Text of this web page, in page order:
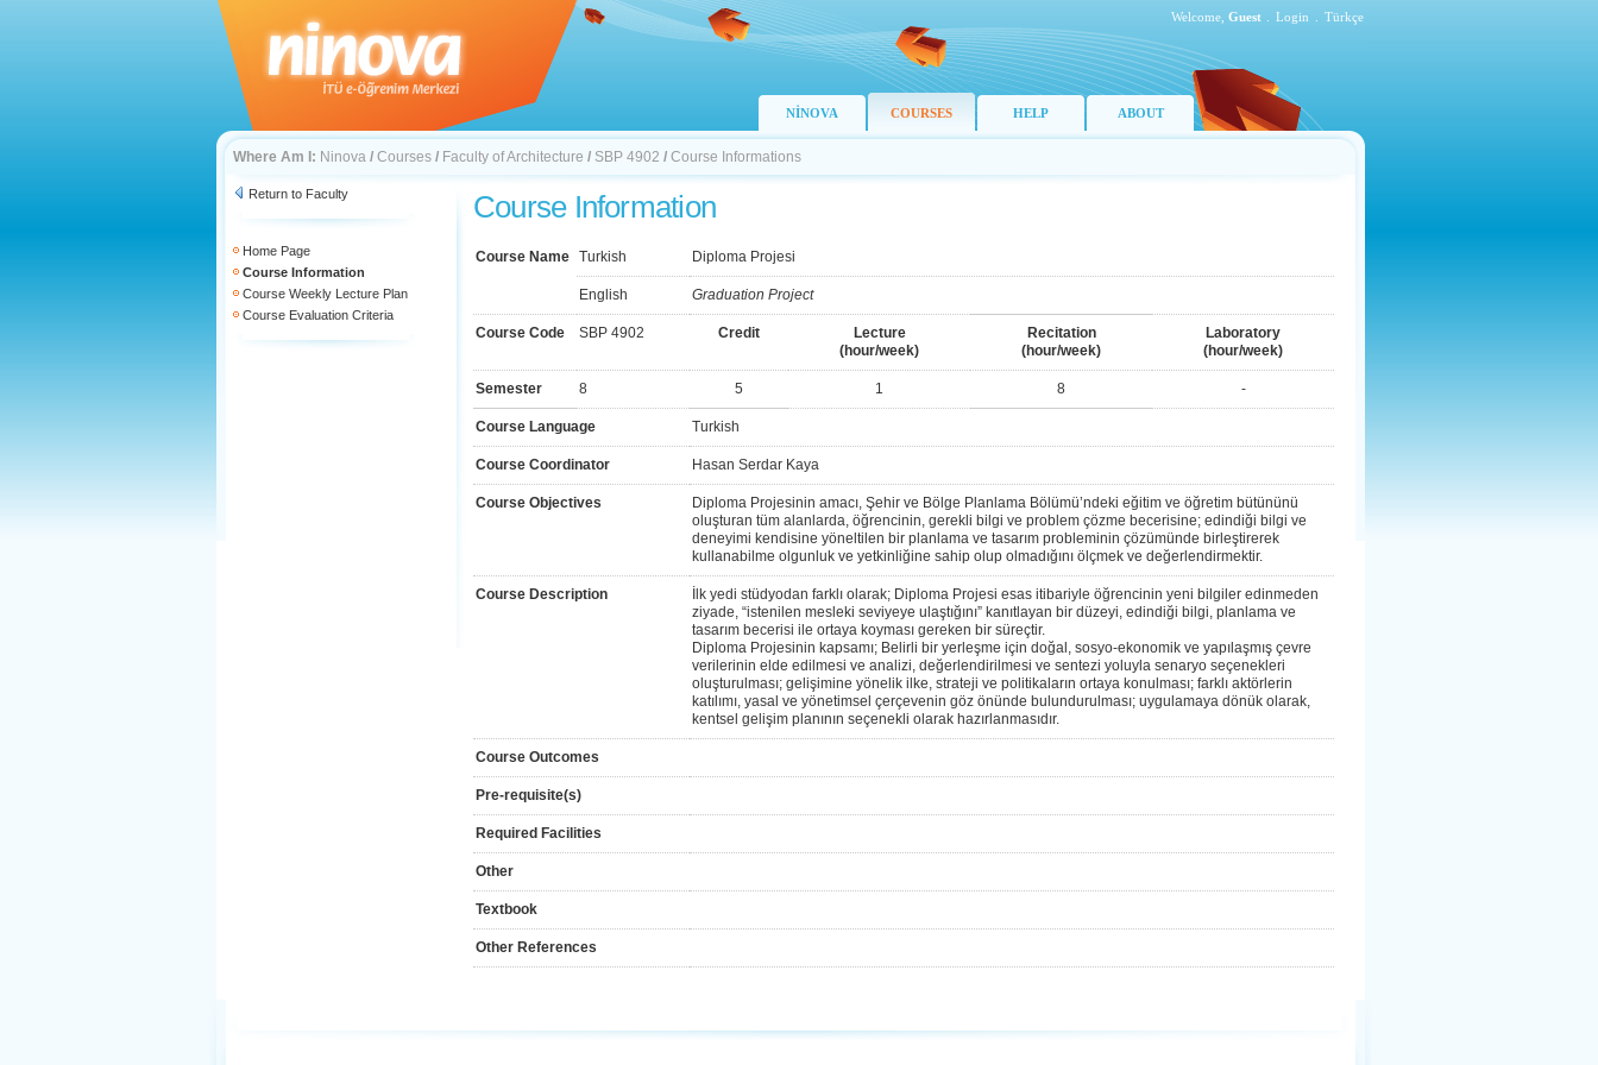
Welcome, Guest Login Türkçe
NİNOVA COURSES HELP ABOUT
Where Am I: Ninova / Courses / Faculty of Architecture / SBP 4902 / Course Informations
Return to Faculty
Home Page
Course Information
Course Weekly Lecture Plan
Course Evaluation Criteria
Course Information
Course Name Turkish Diploma Projesi
English Graduation Project
Course Code SBP 4902 Credit
Lecture
(hour/week)
Recitation
(hour/week)
Laboratory
(hour/week)
Semester 8 5 1 8 -
Course Language Turkish
Course Coordinator Hasan Serdar Kaya
Course Objectives
Diploma Projesinin amacı, Şehir ve Bölge Planlama Bölümü’ndeki eğitim ve öğretim bütününü
oluşturan tüm alanlarda, öğrencinin, gerekli bilgi ve problem çözme becerisine; edindiği bilgi ve
deneyimi kendisine yöneltilen bir planlama ve tasarım probleminin çözümünde birleştirerek
kullanabilme olgunluk ve yetkinliğine sahip olup olmadığını ölçmek ve değerlendirmektir.
Course Description
İlk yedi stüdyodan farklı olarak; Diploma Projesi esas itibariyle öğrencinin yeni bilgiler edinmeden
ziyade, “istenilen mesleki seviyeye ulaştığını” kanıtlayan bir düzeyi, edindiği bilgi, planlama ve
tasarım becerisi ile ortaya koyması gereken bir süreçtir.
Diploma Projesinin kapsamı; Belirli bir yerleşme için doğal, sosyo-ekonomik ve yapılaşmış çevre
verilerinin elde edilmesi ve analizi, değerlendirilmesi ve sentezi yoluyla senaryo seçenekleri
oluşturulması; gelişimine yönelik ilke, strateji ve politikaların ortaya konulması; farklı aktörlerin
katılımı, yasal ve yönetimsel çerçevenin göz önünde bulundurulması; uygulamaya dönük olarak,
kentsel gelişim planının seçenekli olarak hazırlanmasıdır.
Course Outcomes
Pre-requisite(s)
Required Facilities
Other
Textbook
Other References